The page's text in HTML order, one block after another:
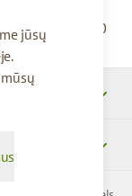
jūsų
09:00 - 17:00